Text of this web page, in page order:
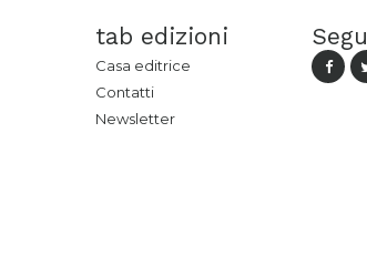
tab edizioni
Casa editrice
Contatti
Newsletter